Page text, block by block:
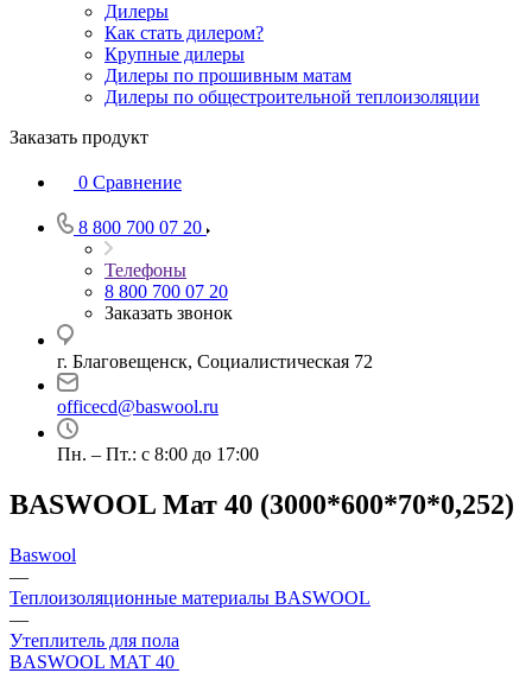
Дилеры
Как стать дилером?
Крупные дилеры
Дилеры по прошивным матам
Дилеры по общестроительной теплоизоляции
Заказать продукт
0 Сравнение
8 800 700 07 20
Телефоны
8 800 700 07 20
Заказать звонок
г. Благовещенск, Социалистическая 72
officecd@baswool.ru
Пн. – Пт.: с 8:00 до 17:00
BASWOOL Мат 40 (3000*600*70*0,252)
Baswool
—
Теплоизоляционные материалы BASWOOL
—
Утеплитель для пола
BASWOOL МАТ 40